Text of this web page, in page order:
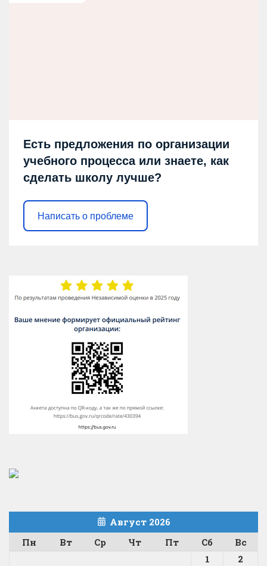
Есть предложения по организации
учебного процесса или знаете, как
сделать школу лучше?
Написать о проблеме
Август 2026
Пн
Вт Ср Чт Пт Сб
Вс
1
2